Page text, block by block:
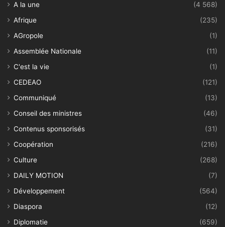
A la une
(4 568)
Afrique
(235)
AGropole
(1)
Assemblée Nationale
(11)
C'est la vie
(1)
CEDEAO
(121)
Communiqué
(13)
Conseil des ministres
(46)
Contenus sponsorisés
(31)
Coopération
(216)
Culture
(268)
DAILY MOTION
(7)
Développement
(564)
Diaspora
(12)
Diplomatie
(659)